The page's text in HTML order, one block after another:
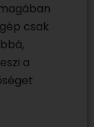
csak
a